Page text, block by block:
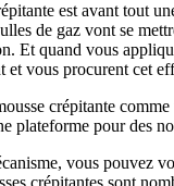
est avant tout
de gaz vont se
Et quand vous
et vous procurent cet
crépitante
plateforme pour des
vous pouvez